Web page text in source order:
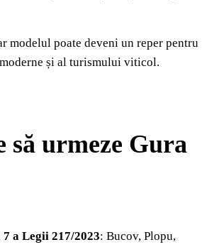
modelul poate deveni un reper pentru
și alturismului viticol.
urmeze Gura
7 a Legii 217/2023: Bucov, Plopu,